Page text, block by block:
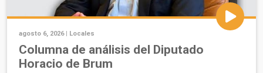
agosto 6, 2026 | Locales
Columna de análisis del Diputado
Horacio de Brum